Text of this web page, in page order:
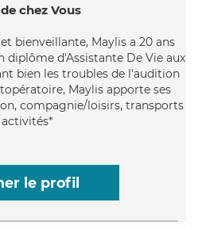
chez Vous
bienveillante, Maylis a 20 ans
diplôme d'Assistante De Vie aux
bien les troubles de l'audition
Maylis apporte ses
compagnie/loisirs, transports
le profil